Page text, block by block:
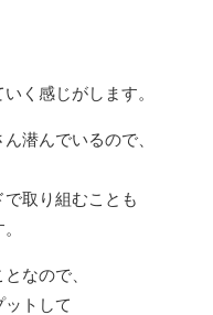
く感じがします。
潜んでいるので、
取り組むことも
なので、
ットして